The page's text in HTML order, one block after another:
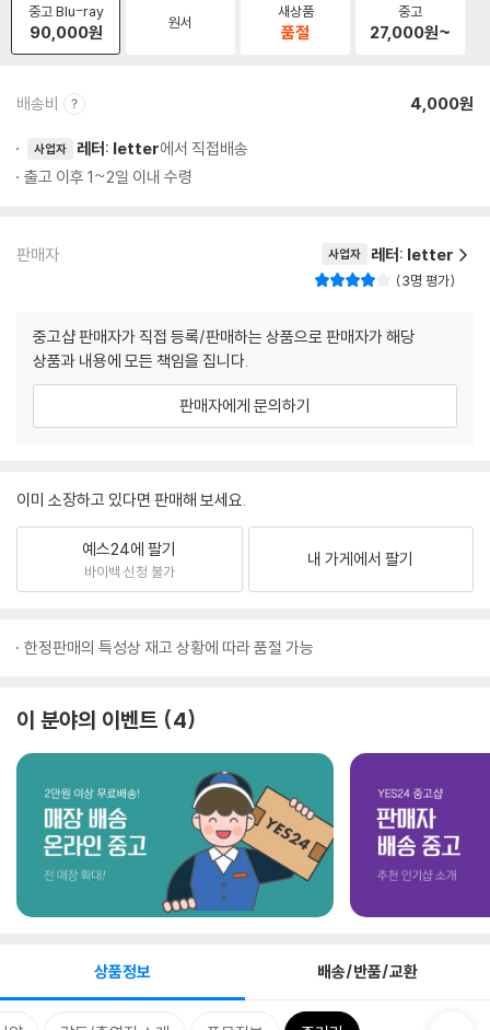
중고 Blu-ray
90,000원 원서
새상품
품절
중고
27,000원~
배송비 4,000원
사업자 레터: letter에서 직접배송
출고 이후 1~2일 이내 수령
판매자 사업자 레터: letter
3명 평가
중고샵 판매자가 직접 등록/판매하는 상품으로 판매자가 해당
상품과 내용에 모든 책임을 집니다.
판매자에게 문의하기
이미 소장하고 있다면 판매해 보세요.
예스24에 팔기
바이백 신청 불가
내 가게에서 팔기
한정판매의 특성상 재고 상황에 따라 품절 가능
이 분야의 이벤트 4
상품정보 배송/반품/교환